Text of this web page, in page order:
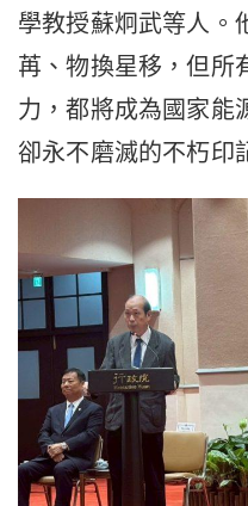
學教授蘇炯武等人。
苒、物換星移，但所
力，都將成為國家能
卻永不磨滅的不朽印